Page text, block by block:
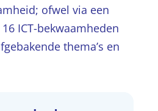
ofwel via een
ICT-bekwaamheden
thema’s en